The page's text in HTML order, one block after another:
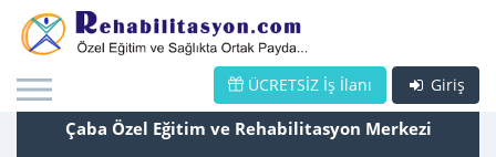
Giriş
ÜCRETSİZ İş İlanı
Çaba Özel Eğitim ve Rehabilitasyon Merkezi